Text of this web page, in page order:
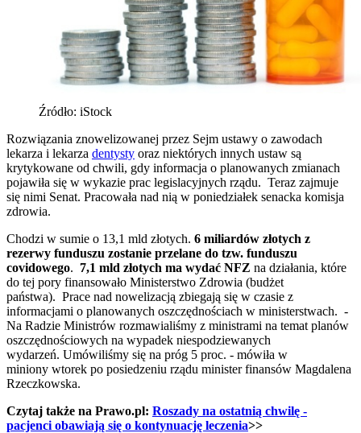
Źródło: iStock
Rozwiązania znowelizowanej przez Sejm ustawy o zawodach
lekarza i lekarza dentysty oraz niektórych innych ustaw są
krytykowane od chwili, gdy informacja o planowanych zmianach
pojawiła się w wykazie prac legislacyjnych rządu. Teraz zajmuje
się nimi Senat. Pracowała nad nią w poniedziałek senacka komisja
zdrowia.
Chodzi w sumie o 13,1 mld złotych. 6 miliardów złotych z
rezerwy funduszu zostanie przelane do tzw. funduszu
covidowego. 7,1 mld złotych ma wydać NFZ na działania, które
do tej pory finansowało Ministerstwo Zdrowia (budżet
państwa). Prace nad nowelizacją zbiegają się w czasie z
informacjami o planowanych oszczędnościach w ministerstwach. -
Na Radzie Ministrów rozmawialiśmy z ministrami na temat planów
oszczędnościowych na wypadek niespodziewanych
wydarzeń. Umówiliśmy się na próg 5 proc. - mówiła w
miniony wtorek po posiedzeniu rządu minister finansów Magdalena
Rzeczkowska.
Czytaj także na Prawo.pl: Roszady na ostatnią chwilę -
pacjenci obawiają się o kontynuację leczenia>>